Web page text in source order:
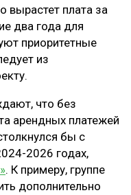
вырастет плата за
два года для
приоритетные
из
что без
арендных платежей
бы с
2026 годах,
. К примеру, группе
дополнительно